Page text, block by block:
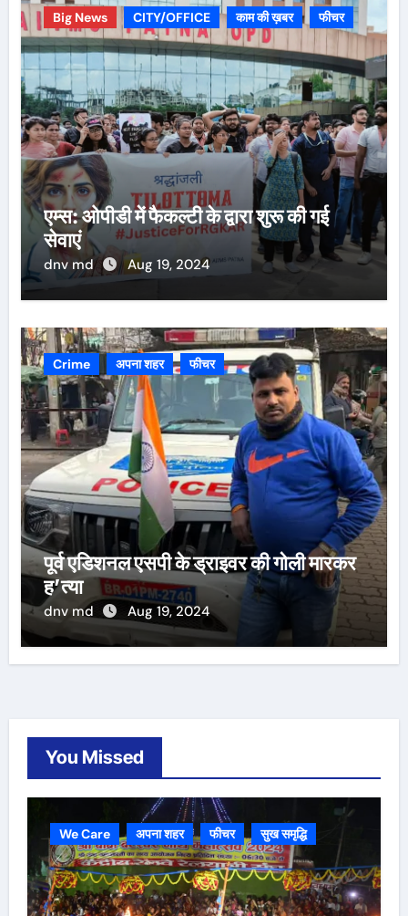
Big News CITY/OFFICE काम की ख़बर फीचर
एम्स: ओपीडी में फैकल्टी के द्वारा शुरू की गई
सेवाएं
dnv md Aug 19, 2024
Crime अपना शहर फीचर
पूर्व एडिशनल एसपी के ड्राइवर की गोली मारकर
ह’त्या
dnv md Aug 19, 2024
You Missed
We Care अपना शहर फीचर सुख समृद्धि